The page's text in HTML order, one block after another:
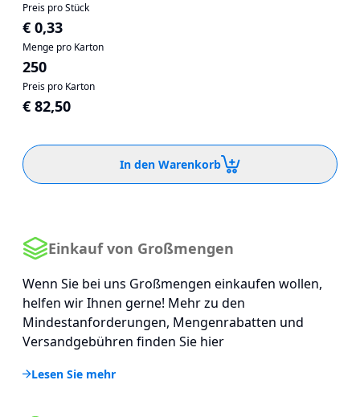
Preis pro Stück
€ 0,33
Menge pro Karton
250
Preis pro Karton
€ 82,50
In den Warenkorb
Einkauf von Großmengen
Wenn Sie bei uns Großmengen einkaufen wollen,
helfen wir Ihnen gerne! Mehr zu den
Mindestanforderungen, Mengenrabatten und
Versandgebühren finden Sie hier
Lesen Sie mehr